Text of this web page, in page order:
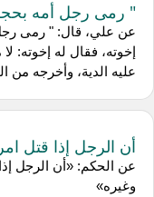
" رمى رجل أمه
عن علي، قال: " رمى
عليه الدية، وأخرجه من
أن الرجل إذا قتل
عن الحكم: «أن الرجل
وغيره»